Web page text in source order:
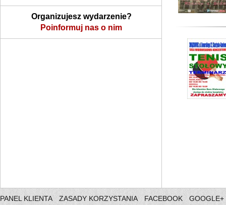
Organizujesz wydarzenie?
Poinformuj nas o nim
PANEL KLIENTA ZASADY KORZYSTANIA FACEBOOK GOOGLE+